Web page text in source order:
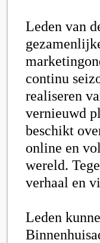
Leden van
continu
realiseren
vernieuwd
beschikt
online en
wereld.
verhaal en
Leden